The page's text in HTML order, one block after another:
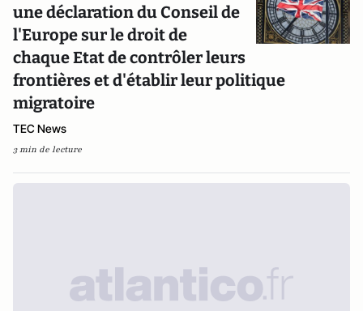
une déclaration du Conseil de
l'Europe sur le droit de
chaque Etat de contrôler leurs
frontières et d'établir leur politique
migratoire
TEC News
3 min de lecture